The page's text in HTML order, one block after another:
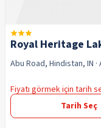
Royal Heritage
Abu Road, Hindistan, IN
Fiyatı görmek için tarih
Tarih Seç